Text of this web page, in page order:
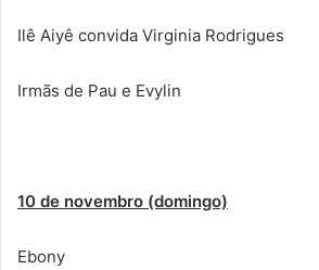
Ilê Aiyê convida Virginia Rodrigues
Irmãs de Pau e Evylin
10 de novembro (domingo)
Ebony